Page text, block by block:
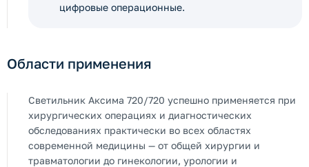
цифровые операционные.
Области применения
Светильник Аксима 720/720 успешно применяется при
хирургических операциях и диагностических
обследованиях практически во всех областях
современной медицины — от общей хирургии и
травматологии до гинекологии, урологии и